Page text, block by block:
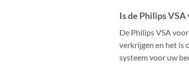
Is de Philips
De Philips VSA
verkrijgen en het is
systeem voor uw